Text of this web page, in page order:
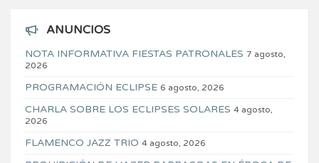
ANUNCIOS
NOTA INFORMATIVA FIESTAS PATRONALES 7 agosto,
2026
PROGRAMACIÓN ECLIPSE 6 agosto, 2026
CHARLA SOBRE LOS ECLIPSES SOLARES 4 agosto,
2026
FLAMENCO JAZZ TRIO 4 agosto, 2026